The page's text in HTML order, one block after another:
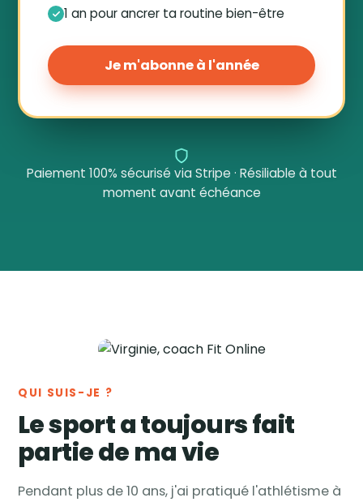
1 an pour ancrer ta routine bien-être
Je m'abonne à l'année
Paiement 100% sécurisé via Stripe · Résiliable à tout
moment avant échéance
QUI SUIS-JE ?
Le sport a toujours fait
partie de ma vie
Pendant plus de 10 ans, j'ai pratiqué l'athlétisme à